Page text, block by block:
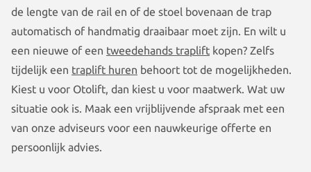
de lengte van de rail en of de stoel bovenaan de trap
automatisch of handmatig draaibaar moet zijn. En wilt u
een nieuwe of een tweedehands traplift kopen? Zelfs
tijdelijk een traplift huren behoort tot de mogelijkheden.
Kiest u voor Otolift, dan kiest u voor maatwerk. Wat uw
situatie ook is. Maak een vrijblijvende afspraak met een
van onze adviseurs voor een nauwkeurige offerte en
persoonlijk advies.